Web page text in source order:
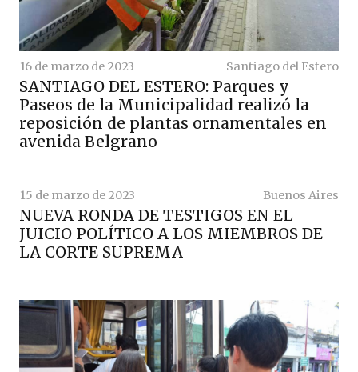
16 de marzo de 2023 Santiago del Estero
SANTIAGO DEL ESTERO: Parques y
Paseos de la Municipalidad realizó la
reposición de plantas ornamentales en
avenida Belgrano
15 de marzo de 2023 Buenos Aires
NUEVA RONDA DE TESTIGOS EN EL
JUICIO POLÍTICO A LOS MIEMBROS DE
LA CORTE SUPREMA